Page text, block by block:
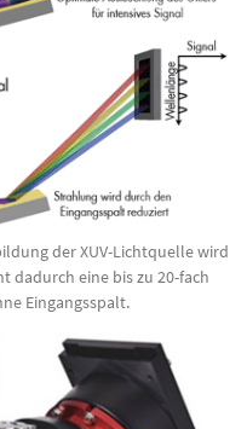
der XUV-Lichtquelle wird
eine bis zu 20-fach
Eingangsspalt.